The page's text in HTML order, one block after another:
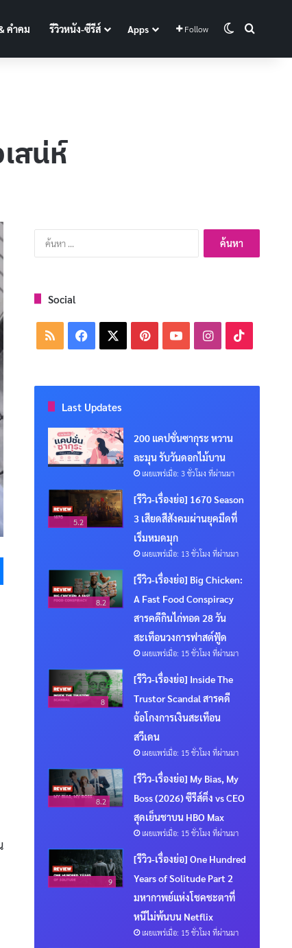
คำคม รีวิวหนัง-ซีรีส์ Apps Follow Switch skin
สน่ห์
Messenger
ค้นหา
สำหรับ:
Social
RSS Facebook PinterestYouTubeInstagram
Last Updates
200 แคปชั่นซากุระ หวาน
ละมุน รับวันดอกไม้บาน
เผยแพร่เมื่อ: 3 ชั่วโมง ที่ผ่านมา
5.2
[รีวิว-เรื่องย่อ] 1670 Season
3 เสียดสีสังคมผ่านยุคมืดที่
เริ่มหมดมุก
เผยแพร่เมื่อ: 13 ชั่วโมง ที่ผ่านมา
8.2
[รีวิว-เรื่องย่อ] Big Chicken:
A Fast Food Conspiracy
สารคดีกินไก่ทอด 28 วัน
สะเทือนวงการฟาสต์ฟู้ด
เผยแพร่เมื่อ: 15 ชั่วโมง ที่ผ่านมา
8
[รีวิว-เรื่องย่อ] Inside The
Trustor Scandal สารคดี
ฉ้อโกงการเงินสะเทือน
สวีเดน
เผยแพร่เมื่อ: 15 ชั่วโมง ที่ผ่านมา
8.2
[รีวิว-เรื่องย่อ] My Bias, My
Boss (2026) ซีรีส์ติ่ง vs CEO
สุดเย็นชาบน HBO Max
เผยแพร่เมื่อ: 15 ชั่วโมง ที่ผ่านมา
9
[รีวิว-เรื่องย่อ] One Hundred
Years of Solitude Part 2
มหากาพย์แห่งโชคชะตาที่
หนีไม่พ้นบน Netflix
เผยแพร่เมื่อ: 15 ชั่วโมง ที่ผ่านมา